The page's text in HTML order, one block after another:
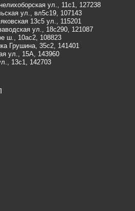
ул., 11с1
, 127238
ул., вл5с19 , 107143
13с5 ул.
, 115201
ул., 18c290 , 121087
ш., 10ас2, 108823
Грушина, 35с2 , 141401
ул., 15А , 143960
13с1
, 142703